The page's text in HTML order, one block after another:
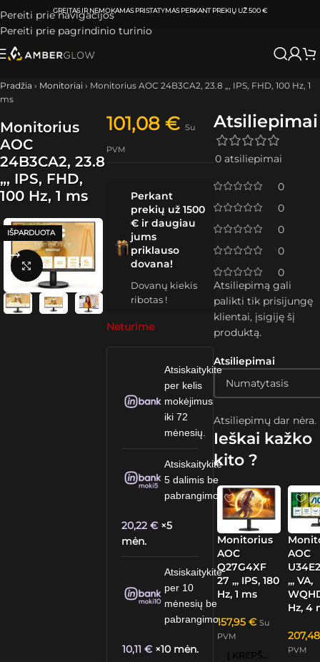
Pereiti prie navigacijos
Pereiti prie pagrindinio turinio
ATSIIMKITE UŽSAKYMĄKLAIPĖDOJE IR VILNIUJEPER0-3 DARBO DIENAS.
Pradžia › Monitoriai › Monitorius AOC 24B3CA2, 23.8 „, IPS, FHD, 100 Hz, 1
ms
Monitorius
AOC
24B3CA2, 23.8
„, IPS, FHD,
100 Hz, 1 ms
IŠPARDUOTA
Spustelėkite, kad padidintumėte
101,08€ Su
PVM
Perkant
prekių už 1500
€ ir daugiau
jums
priklauso
dovana!
Dovanų kiekis
ribotas !
Neturime
Atsiskaitykite
per kelis
mokėjimus
iki 72
mėnesių.
Atsiskaitykite
5 dalimis be
pabrangimo.
20,22€ ×5
mėn.
Atsiskaitykite
per 10
mėnesių be
pabrangimo.
10,11 € ×10 mėn.
Atsiliepimai
0 atsiliepimai
0
0
0
0
0
Atsiliepimai
Atsiliepimų dar nėra.
Atsiliepimą gali
palikti tik prisijungę
klientai, įsigiję šį
produktą.
Ieškai kažko
kito ?
Monitorius
AOC
Q27G4XF
27 „, IPS, 180
Hz, 1 ms
157,95 € Su
PVM
Į KREPŠELĮ
AOC
„, VA,
Hz, 4
PVM